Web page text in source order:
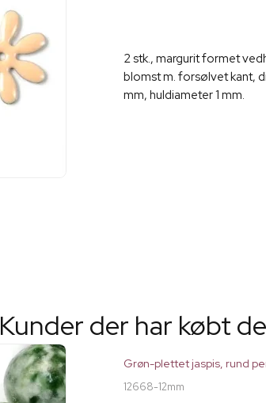
2 stk., margurit formet
blomst m. forsølvet kant,
mm, huldiameter 1 mm.
Kunder der har købt
Grøn-plettet jaspis, rund
12668-12mm